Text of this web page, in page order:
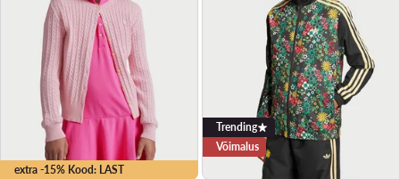
extra -15% Kood: LAST
Trending
Võimalus